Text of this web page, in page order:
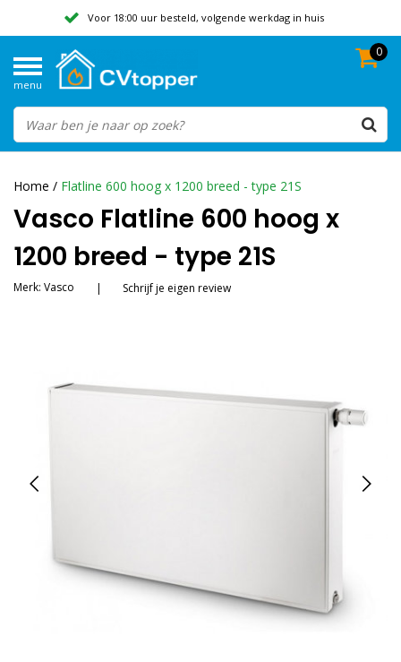
Voor 18:00 uur besteld, volgende werkdag in huis
Beoordeeld met een 9,8
menu
0
Home / Flatline 600 hoog x 1200 breed - type 21S
Vasco Flatline 600 hoog x
1200 breed - type 21S
Merk: Vasco | Schrijf je eigen review